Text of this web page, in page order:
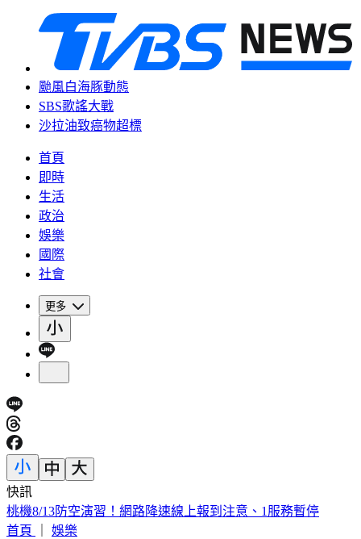
颱風白海豚動態
SBS歌謠大戰
沙拉油致癌物超標
首頁
即時
生活
政治
娛樂
國際
社會
更多
快訊
下週一颱風假？白海豚路徑更偏南了 1縣市恐陸警
首頁
娛樂